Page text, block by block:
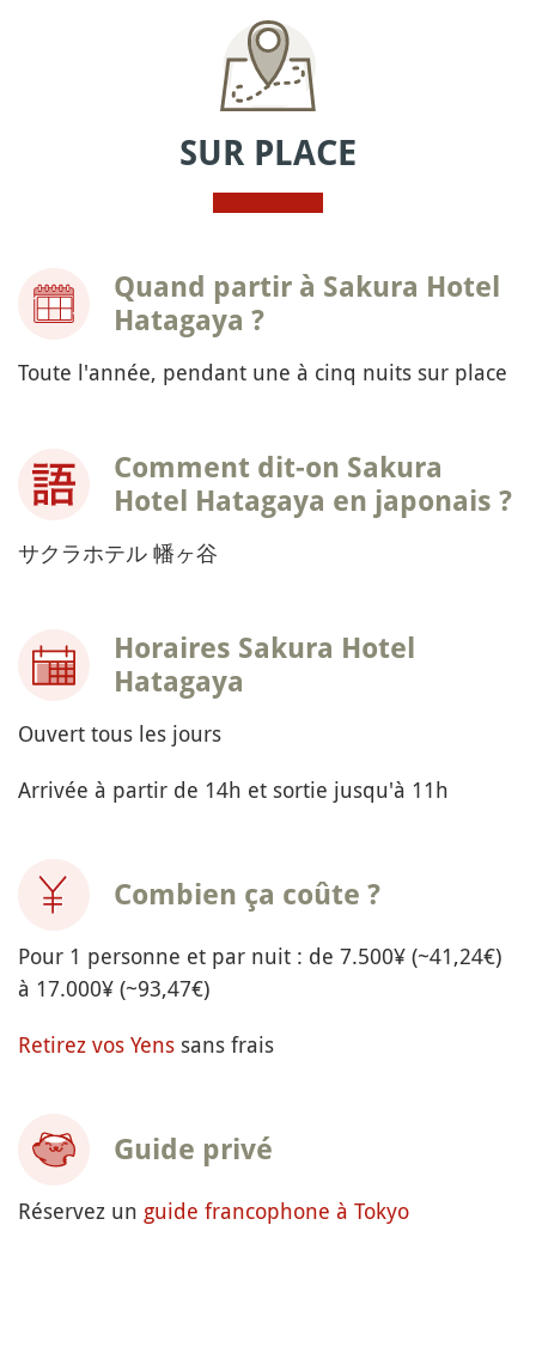
SUR PLACE
Quand partir à Sakura Hotel
Hatagaya ?
Toute l'année, pendant une à cinq nuits sur place
Comment dit-on Sakura
Hotel Hatagaya en japonais ?
サクラホテル 幡ヶ谷
Horaires Sakura Hotel
Hatagaya
Ouvert tous les jours
Arrivée à partir de 14h et sortie jusqu'à 11h
Combien ça coûte ?
Pour 1 personne et par nuit : de 7.500¥ (~41,24€)
à 17.000¥ (~93,47€)
Retirez vos Yens sans frais
Guide privé
Réservez un guide francophone à Tokyo